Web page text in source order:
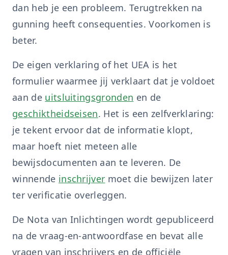
dan heb je een probleem. Terugtrekken na
gunning heeft consequenties. Voorkomen is
beter.
De eigen verklaring of het UEA is het
formulier waarmee jij verklaart dat je voldoet
aan de uitsluitingsgronden en de
geschiktheidseisen. Het is een zelfverklaring:
je tekent ervoor dat de informatie klopt,
maar hoeft niet meteen alle
bewijsdocumenten aan te leveren. De
winnende inschrijver moet die bewijzen later
ter verificatie overleggen.
De Nota van Inlichtingen wordt gepubliceerd
na de vraag-en-antwoordfase en bevat alle
vragen van inschrijvers en de officiële